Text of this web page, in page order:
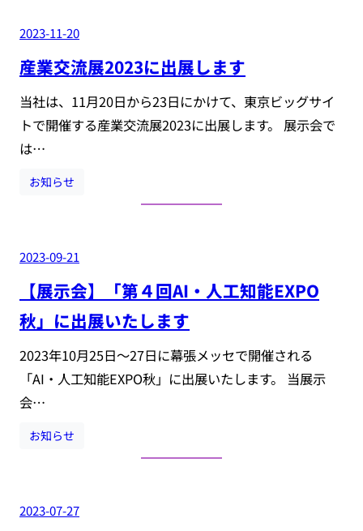
2023-11-20
産業交流展2023に出展します
当社は、11月20日から23日にかけて、東京ビッグサイ
トで開催する産業交流展2023に出展します。 展示会で
は…
お知らせ
2023-09-21
【展示会】「第４回AI・人工知能EXPO
秋」に出展いたします
2023年10月25日～27日に幕張メッセで開催される
「AI・人工知能EXPO秋」に出展いたします。 当展示
会…
お知らせ
2023-07-27